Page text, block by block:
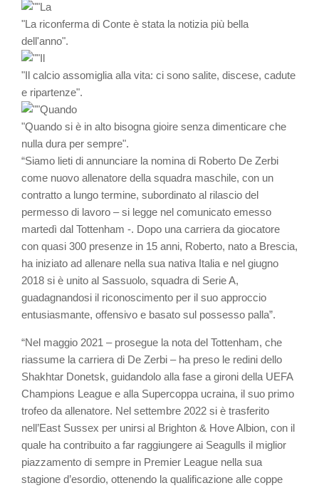
"La riconferma di Conte è stata la notizia più bella
dell'anno".
"Il calcio assomiglia alla vita: ci sono salite, discese, cadute
e ripartenze".
"Quando si è in alto bisogna gioire senza dimenticare che
nulla dura per sempre".
“Siamo lieti di annunciare la nomina di Roberto De Zerbi
come nuovo allenatore della squadra maschile, con un
contratto a lungo termine, subordinato al rilascio del
permesso di lavoro – si legge nel comunicato emesso
martedì dal Tottenham -. Dopo una carriera da giocatore
con quasi 300 presenze in 15 anni, Roberto, nato a Brescia,
ha iniziato ad allenare nella sua nativa Italia e nel giugno
2018 si è unito al Sassuolo, squadra di Serie A,
guadagnandosi il riconoscimento per il suo approccio
entusiasmante, offensivo e basato sul possesso palla”.
“Nel maggio 2021 – prosegue la nota del Tottenham, che
riassume la carriera di De Zerbi – ha preso le redini dello
Shakhtar Donetsk, guidandolo alla fase a gironi della UEFA
Champions League e alla Supercoppa ucraina, il suo primo
trofeo da allenatore. Nel settembre 2022 si è trasferito
nell’East Sussex per unirsi al Brighton & Hove Albion, con il
quale ha contribuito a far raggiungere ai Seagulls il miglior
piazzamento di sempre in Premier League nella sua
stagione d’esordio, ottenendo la qualificazione alle coppe